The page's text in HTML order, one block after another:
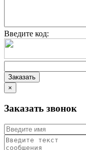
Введите код:
×
Заказать звонок